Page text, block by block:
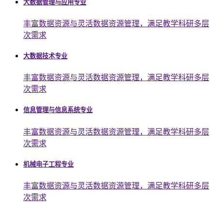
大数据管理与应用专业
丰富数据资源与灵活数据资源管理，满足教学科研多层
次需求
大数据技术专业
丰富数据资源与灵活数据资源管理，满足教学科研多层
次需求
信息管理与信息系统专业
丰富数据资源与灵活数据资源管理，满足教学科研多层
次需求
机械电子工程专业
丰富数据资源与灵活数据资源管理，满足教学科研多层
次需求